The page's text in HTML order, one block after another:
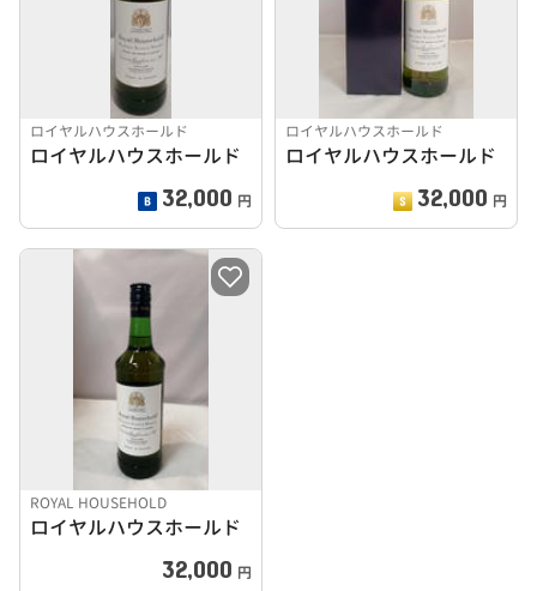
ロイヤルハウスホールド
ロイヤルハウスホールド
32,000 円
ロイヤルハウスホールド
ロイヤルハウスホールド
32,000 円
ROYAL HOUSEHOLD
ロイヤルハウスホールド
32,000 円